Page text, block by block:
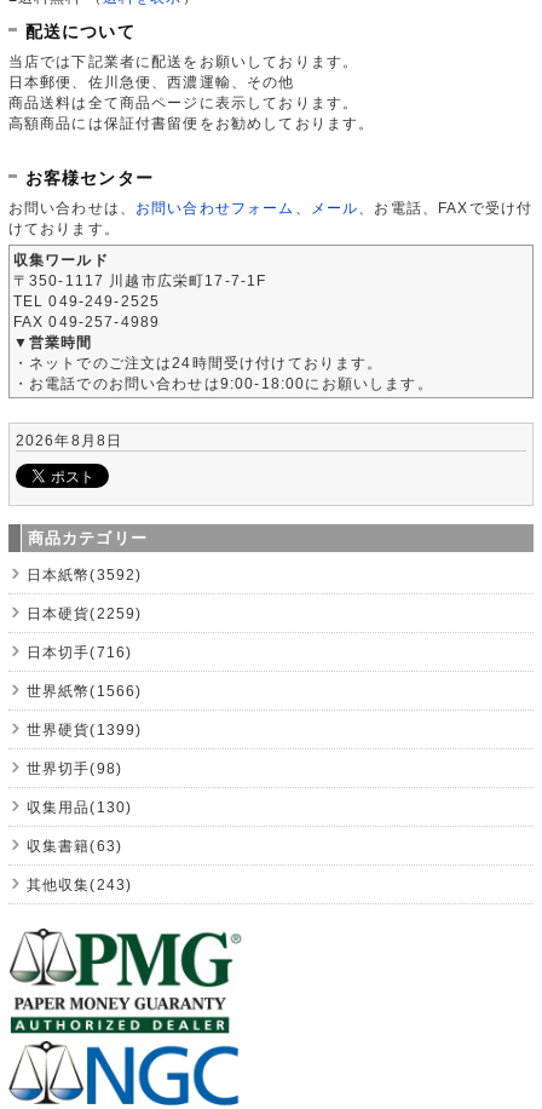
配送について
当店では下記業者に配送をお願いしております。
日本郵便、佐川急便、西濃運輸、その他
商品送料は全て商品ページに表示しております。
高額商品には保証付書留便をお勧めしております。
お客様センター
お問い合わせは、 お問い合わせフォーム メール 、お電話、FAXで受け付
けております。
収集ワールド
〒350-1117 川越市広栄町17-7-1F
TEL 049-249-2525
FAX 049-257-4989
▼営業時間
・ネットでのご注文は24時間受け付けております。
・お電話でのお問い合わせは9:00-18:00にお願いします。
2026年8月8日
商品カテゴリー
日本紙幣(3592)
日本硬貨(2259)
日本切手(716)
世界紙幣(1566)
世界硬貨(1399)
世界切手(98)
収集用品(130)
収集書籍(63)
其他収集(243)